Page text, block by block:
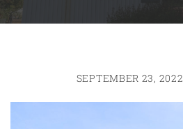
SEPTEMBER 23, 2022